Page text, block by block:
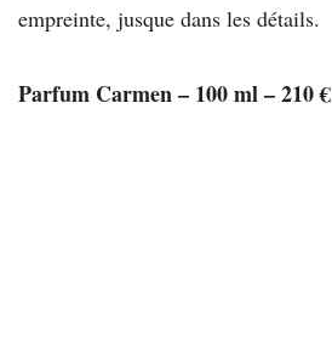
empreinte, jusque dans les détails.
Parfum Carmen – 100 ml – 210 €